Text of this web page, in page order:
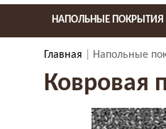
НАПОЛЬНЫЕ ПОКРЫТИЯ
Главная Напольные
Ковровая